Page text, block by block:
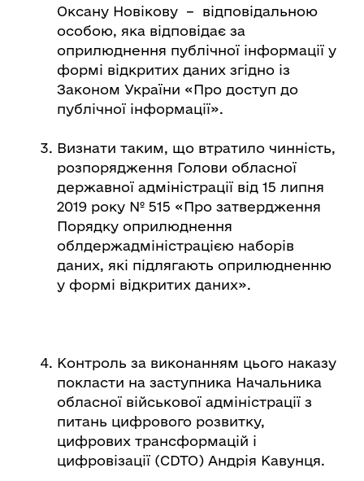
Оксану Новікову – відповідальною
особою, яка відповідає за
оприлюднення публічної інформації у
формі відкритих даних згідно із
Законом України «Про доступ до
публічної інформації».
Визнати таким, що втратило чинність,
розпорядження Голови обласної
державної адміністрації від 15 липня
2019 року № 515 «Про затвердження
Порядку оприлюднення
облдержадміністрацією наборів
даних, які підлягають оприлюдненню
у формі відкритих даних».
Контроль за виконанням цього наказу
покласти на заступника Начальника
обласної військової адміністрації з
питань цифрового розвитку,
цифрових трансформацій і
цифровізації (CDTO) Андрія Кавунця.